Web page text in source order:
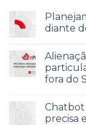
diante
fora do
Chatbot
precisa